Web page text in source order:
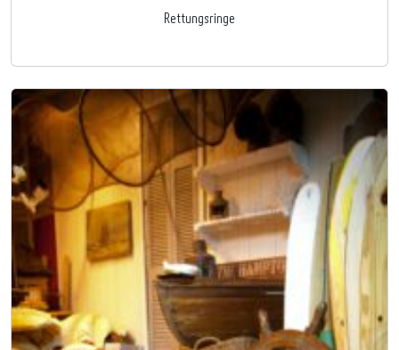
Rettungsringe